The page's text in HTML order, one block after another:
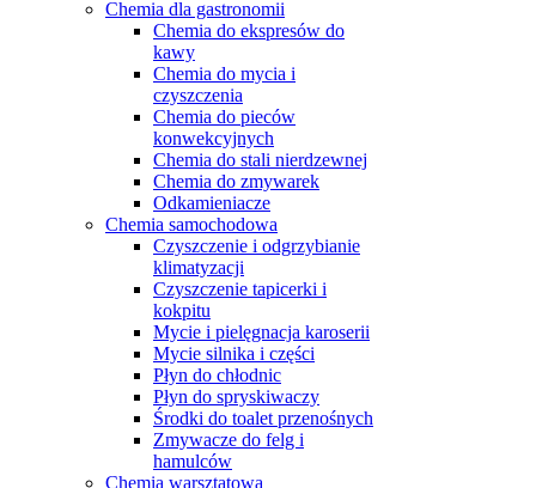
Chemia dla gastronomii
Chemia do ekspresów do
kawy
Chemia do mycia i
czyszczenia
Chemia do pieców
konwekcyjnych
Chemia do stali nierdzewnej
Chemia do zmywarek
Odkamieniacze
Chemia samochodowa
Czyszczenie i odgrzybianie
klimatyzacji
Czyszczenie tapicerki i
kokpitu
Mycie i pielęgnacja karoserii
Mycie silnika i części
Płyn do chłodnic
Płyn do spryskiwaczy
Środki do toalet przenośnych
Zmywacze do felg i
hamulców
Chemia warsztatowa